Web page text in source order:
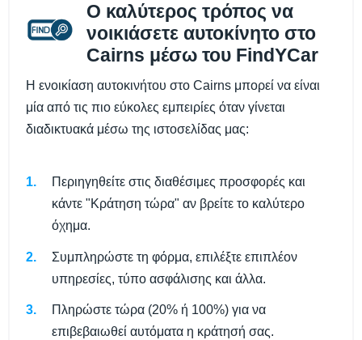
Ο καλύτερος τρόπος να
νοικιάσετε αυτοκίνητο στο
Cairns μέσω του FindYCar
Η ενοικίαση αυτοκινήτου στο Cairns μπορεί να είναι
μία από τις πιο εύκολες εμπειρίες όταν γίνεται
διαδικτυακά μέσω της ιστοσελίδας μας:
Περιηγηθείτε στις διαθέσιμες προσφορές και
κάντε "Κράτηση τώρα" αν βρείτε το καλύτερο
όχημα.
Συμπληρώστε τη φόρμα, επιλέξτε επιπλέον
υπηρεσίες, τύπο ασφάλισης και άλλα.
Πληρώστε τώρα (20% ή 100%) για να
επιβεβαιωθεί αυτόματα η κράτησή σας.